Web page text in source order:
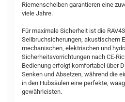
Riemenscheiben garantieren eine
viele Jahre.
Für maximale Sicherheit ist die
Seilbruchsicherungen, akustischem
mechanischen, elektrischen und
Sicherheitsvorrichtungen nach CE-
Bedienung erfolgt komfortabel über
Senken und Absetzen, während die
in den Hubsäulen eine perfekte,
gewährleisten.